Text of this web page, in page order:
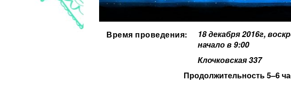
Время проведения:
18 декабря 2016г,
начало в 9:00
Клочковская 337
Продолжительность 5–6